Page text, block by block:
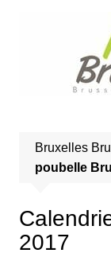
Bruxelles
poubelle
2017